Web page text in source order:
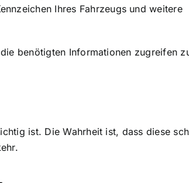
Ihres Fahrzeugs und weitere
benötigten Informationen zugreifen
ist. Die Wahrheit ist, dass diese